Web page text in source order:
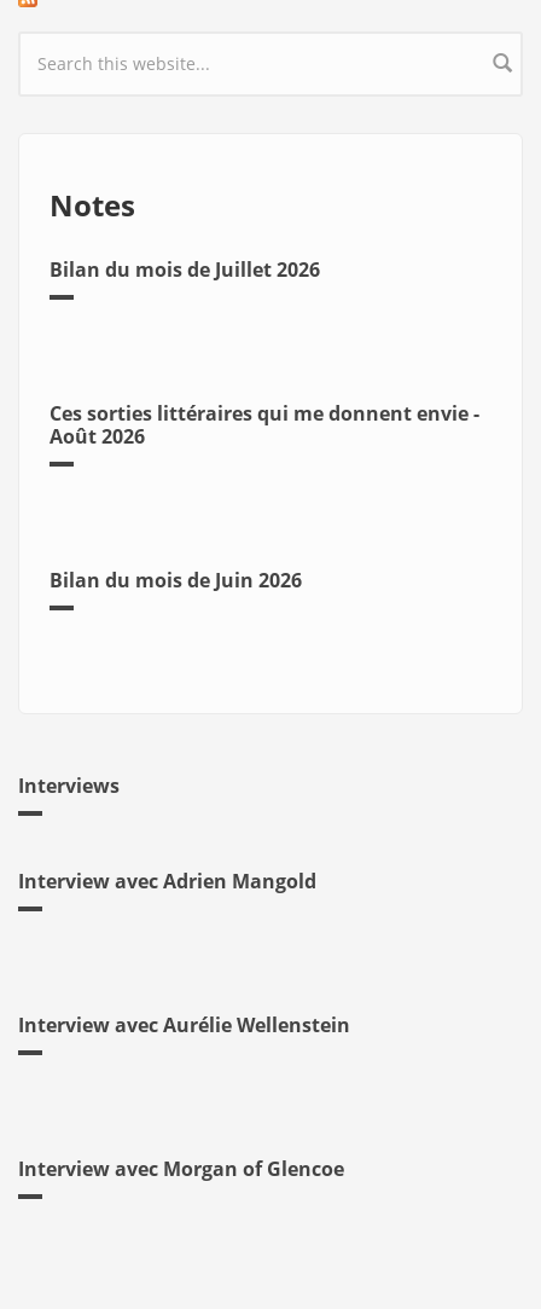
Search form
Notes
Bilan du mois de Juillet 2026
Ces sorties littéraires qui me donnent envie -
Août 2026
Bilan du mois de Juin 2026
Interviews
Interview avec Adrien Mangold
Interview avec Aurélie Wellenstein
Interview avec Morgan of Glencoe